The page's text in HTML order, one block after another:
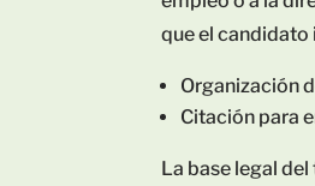
que el candidato
Organización
Citación para
La base legal